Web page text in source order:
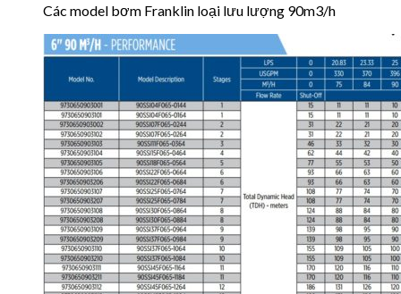
Các model bơm Franklin loại lưu lượng 90m3/h